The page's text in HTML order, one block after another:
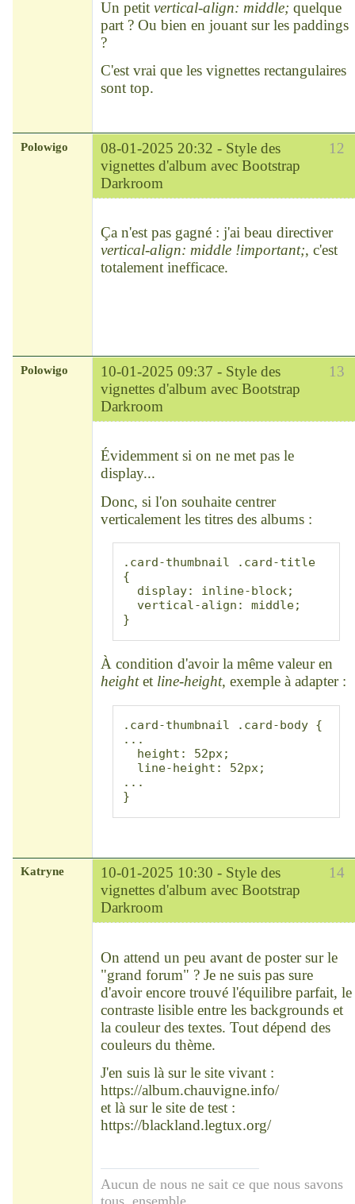
Un petit vertical-align: middle; quelque
part ? Ou bien en jouant sur les paddings
?
C'est vrai que les vignettes rectangulaires
sont top.
12
Polowigo 08-01-2025 20:32 - Style des
vignettes d'album avec Bootstrap
Darkroom
Ça n'est pas gagné : j'ai beau directiver
vertical-align: middle !important;, c'est
totalement inefficace.
13
Polowigo 10-01-2025 09:37 - Style des
vignettes d'album avec Bootstrap
Darkroom
Évidemment si on ne met pas le
display...
Donc, si l'on souhaite centrer
verticalement les titres des albums :
.card-thumbnail .card-title
{
}
À condition d'avoir la même valeur en
heightet line-height, exemple à adapter :
.card-thumbnail .card-body {
...
...
}
14
Katryne 10-01-2025 10:30 - Style des
vignettes d'album avec Bootstrap
Darkroom
On attend un peu avant de poster sur le
"grand forum" ? Je ne suis pas sure
d'avoir encore trouvé l'équilibre parfait, le
contraste lisible entre les backgrounds et
la couleur des textes. Tout dépend des
couleurs du thème.
J'en suis là sur le site vivant :
https://album.chauvigne.info/
et là sur le site de test :
https://blackland.legtux.org/
Aucun de nous ne sait ce que nous savons